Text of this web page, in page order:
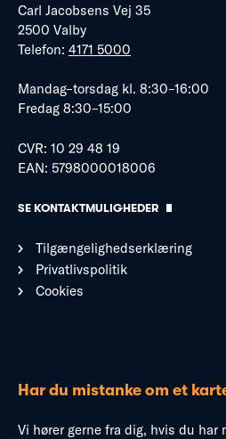
Carl Jacobsens Vej 35
2500 Valby
Telefon: 4171 5000
Mandag–torsdag kl. 8:30–16:00
Fredag 8:30–15:00
CVR: 10 29 48 19
EAN: 5798000018006
SE KONTAKTMULIGHEDER
Tilgængelighedserklæring
Privatlivspolitik
Cookies
Har du mistanke om et
Vi hører gerne fra dig, hvis du har